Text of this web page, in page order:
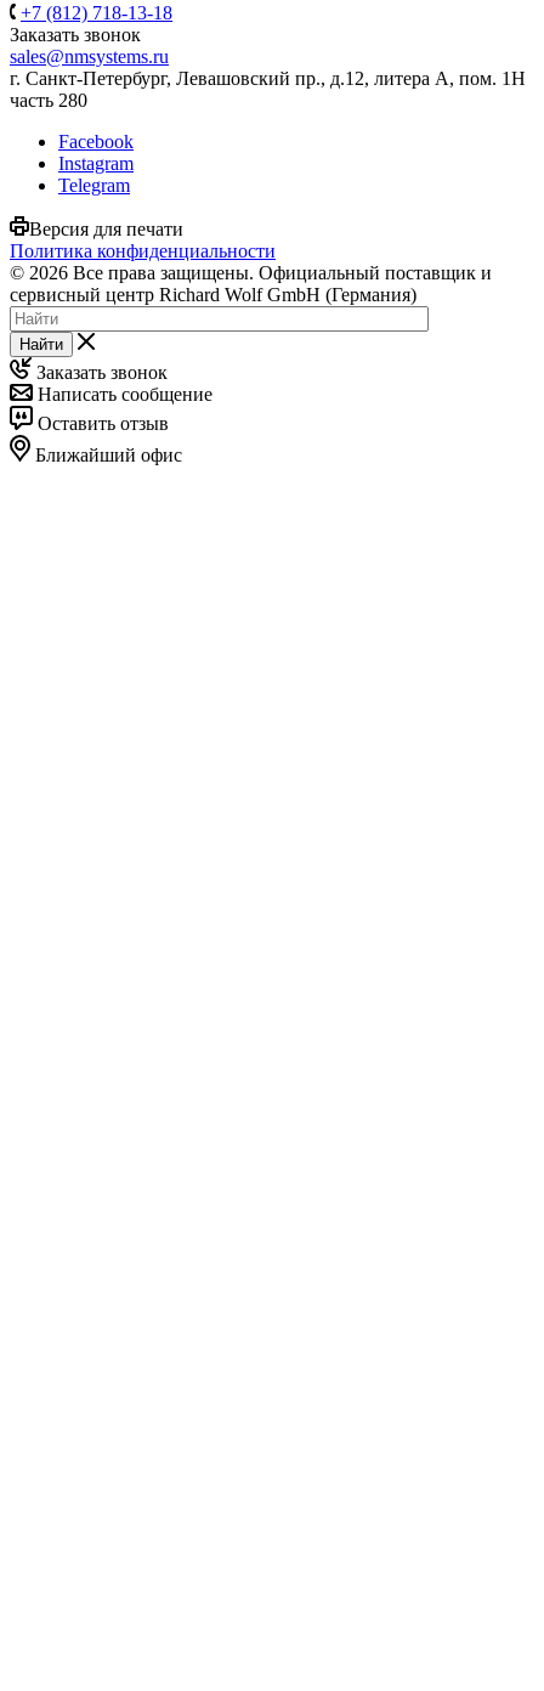
+7 (812) 718-13-18
Заказать звонок
sales@nmsystems.ru
г. Санкт-Петербург, Левашовский пр., д.12, литера А, пом. 1Н
часть 280
Facebook
Instagram
Telegram
Версия для печати
Политика конфиденциальности
© 2026 Все права защищены. Официальный поставщик и
сервисный центр Richard Wolf GmbH (Германия)
Найти
Заказать звонок
Написать сообщение
Оставить отзыв
Ближайший офис